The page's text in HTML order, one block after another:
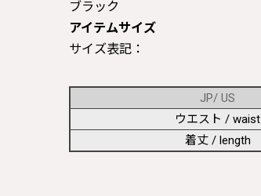
ブラック
アイテムサイズ
サイズ表記：
JP/ US
ウエスト / waist
着丈 / length